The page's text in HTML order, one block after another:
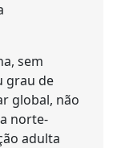
sem
grau de
global, não
norte-
adulta